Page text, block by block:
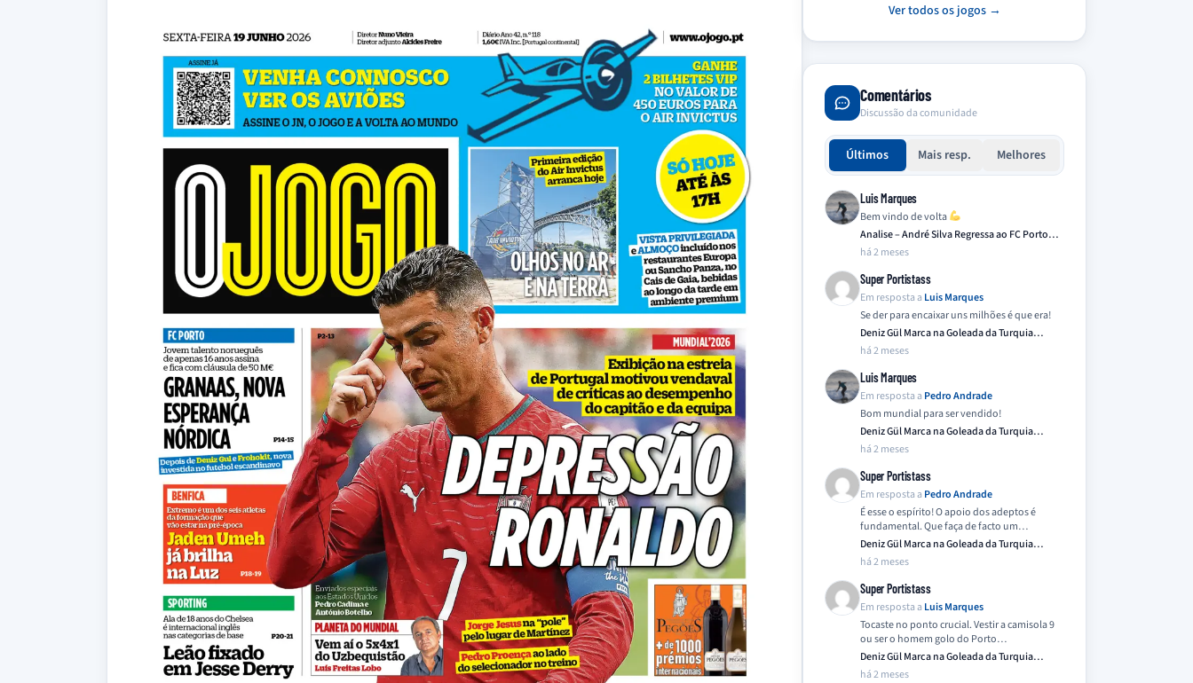
Ver todos os jogos →
Comentários
Discussão da comunidade
Últimos Mais resp. Melhores
Luis Marques
Bem vindo de volta
Analise – André Silva Regressa ao FC Porto…
há 2 meses
Super Portistass
Em resposta a Luis Marques
Se der para encaixar uns milhões é que era!
Deniz Gül Marca na Goleada da Turquia
Frente…
há 2 meses
Luis Marques
Em resposta a Pedro Andrade
Bom mundial para ser vendido!
Deniz Gül Marca na Goleada da Turquia
Frente…
há 2 meses
Super Portistass
Em resposta a Pedro Andrade
É esse o espírito! O apoio dos adeptos é
fundamental. Que faça de facto um…
Deniz Gül Marca na Goleada da Turquia
Frente…
há 2 meses
Super Portistass
Em resposta a Luis Marques
Tocaste no ponto crucial. Vestir a camisola 9
ou ser o homem golo do Porto…
Deniz Gül Marca na Goleada da Turquia
Frente…
há 2 meses